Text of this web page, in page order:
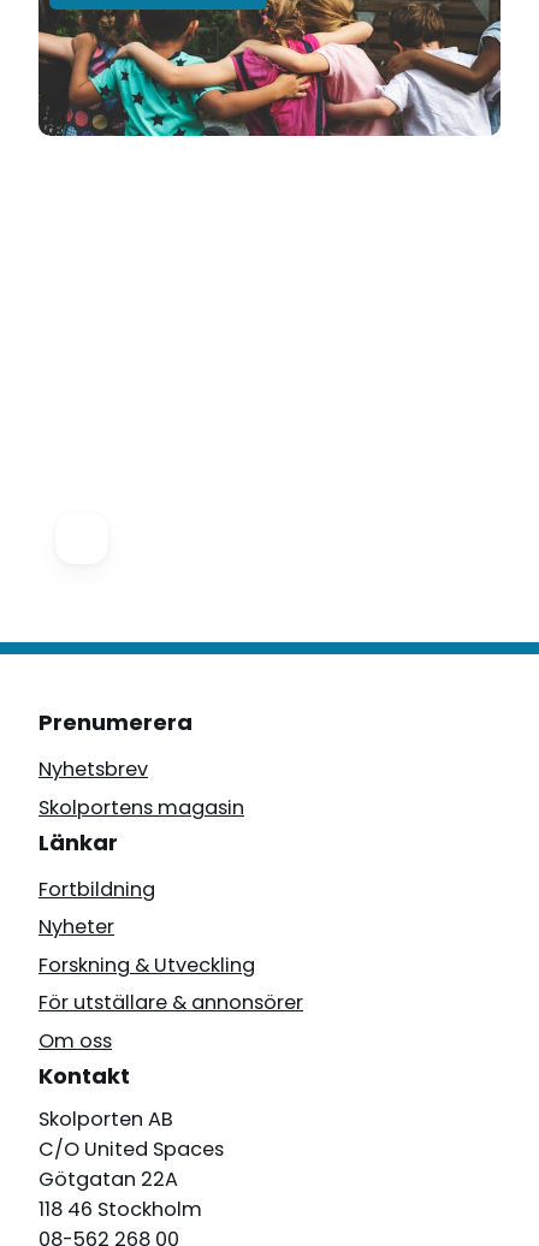
Prenumerera
Nyhetsbrev
Skolportens magasin
Länkar
Fortbildning
Nyheter
Forskning & Utveckling
För utställare & annonsörer
Om oss
Kontakt
Skolporten AB
C/O United Spaces
Götgatan 22A
118 46 Stockholm
08-562 268 00